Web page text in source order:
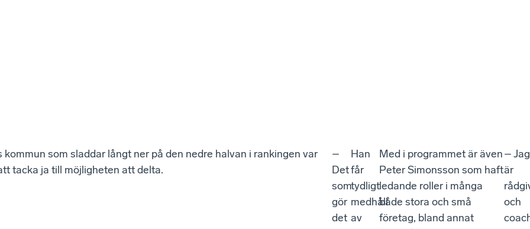
kommun som sladdar långt ner på den nedre halvan i rankingen var
tacka ja till möjligheten att delta.
–
Det
som
gör
det
Han
får
tydligt
medhåll
av
Med i programmet är även
Peter Simonsson som haft
ledande roller i många
både stora och små
företag, bland annat
– Jag
är
och